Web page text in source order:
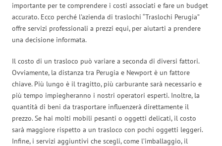
importante per te comprendere i costi associati e fare un budget
accurato. Ecco perché l’azienda di traslochi “Traslochi Perugia”
offre servizi professionali a prezzi equi, per aiutarti a prendere
una decisione informata.
Il costo di un trasloco può variare a seconda di diversi fattori.
Ovviamente, la distanza tra Perugia e Newport è un fattore
chiave. Più lungo è il tragitto, più carburante sarà necessario e
più tempo impiegheranno i nostri operatori esperti. Inoltre, la
quantità di beni da trasportare influenzerà direttamente il
prezzo. Se hai molti mobili pesanti o oggetti delicati, il costo
sarà maggiore rispetto a un trasloco con pochi oggetti leggeri.
Infine, i servizi aggiuntivi che scegli, come l’imballaggio, il